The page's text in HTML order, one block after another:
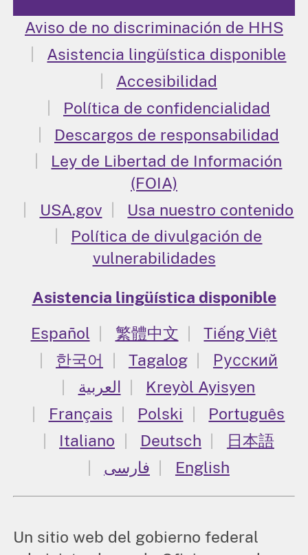
Aviso de no discriminación de HHS
Asistencia lingüística disponible
Accesibilidad
Política de confidencialidad
Descargos de responsabilidad
Ley de Libertad de Información
(FOIA)
USA.gov
Usa nuestro contenido
Política de divulgación de
vulnerabilidades
Asistencia lingüística disponible
Español
繁體中文
Tiếng Việt
한국어
Tagalog
Русский
العربية
Kreyòl Ayisyen
Français
Polski
Português
Italiano
Deutsch
日本語
فارسی
English
Un sitio web del gobierno federal